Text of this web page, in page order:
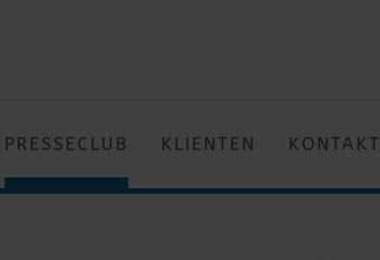
PRESSECLUB KLIENTEN KONTAKT